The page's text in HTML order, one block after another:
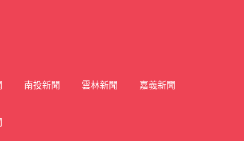
南投新聞 雲林新聞 嘉義新聞